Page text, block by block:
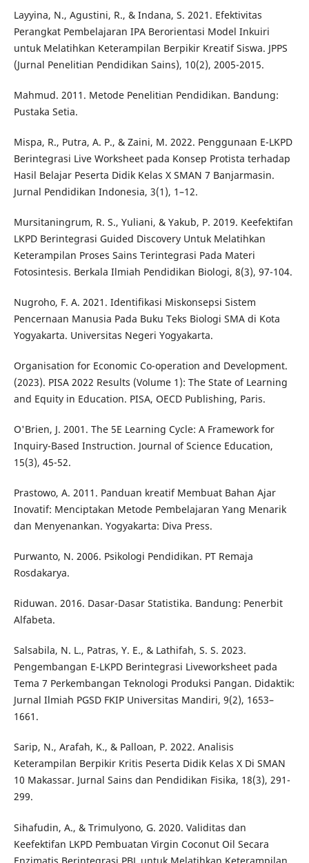
Layyina, N., Agustini, R., & Indana, S. 2021. Efektivitas
Perangkat Pembelajaran IPA Berorientasi Model Inkuiri
untuk Melatihkan Keterampilan Berpikir Kreatif Siswa. JPPS
(Jurnal Penelitian Pendidikan Sains), 10(2), 2005-2015.
Mahmud. 2011. Metode Penelitian Pendidikan. Bandung:
Pustaka Setia.
Mispa, R., Putra, A. P., & Zaini, M. 2022. Penggunaan E-LKPD
Berintegrasi Live Worksheet pada Konsep Protista terhadap
Hasil Belajar Peserta Didik Kelas X SMAN 7 Banjarmasin.
Jurnal Pendidikan Indonesia, 3(1), 1–12.
Mursitaningrum, R. S., Yuliani, & Yakub, P. 2019. Keefektifan
LKPD Berintegrasi Guided Discovery Untuk Melatihkan
Keterampilan Proses Sains Terintegrasi Pada Materi
Fotosintesis. Berkala Ilmiah Pendidikan Biologi, 8(3), 97-104.
Nugroho, F. A. 2021. Identifikasi Miskonsepsi Sistem
Pencernaan Manusia Pada Buku Teks Biologi SMA di Kota
Yogyakarta. Universitas Negeri Yogyakarta.
Organisation for Economic Co-operation and Development.
(2023). PISA 2022 Results (Volume 1): The State of Learning
and Equity in Education. PISA, OECD Publishing, Paris.
O'Brien, J. 2001. The 5E Learning Cycle: A Framework for
Inquiry-Based Instruction. Journal of Science Education,
15(3), 45-52.
Prastowo, A. 2011. Panduan kreatif Membuat Bahan Ajar
Inovatif: Menciptakan Metode Pembelajaran Yang Menarik
dan Menyenankan. Yogyakarta: Diva Press.
Purwanto, N. 2006. Psikologi Pendidikan. PT Remaja
Rosdakarya.
Riduwan. 2016. Dasar-Dasar Statistika. Bandung: Penerbit
Alfabeta.
Salsabila, N. L., Patras, Y. E., & Lathifah, S. S. 2023.
Pengembangan E-LKPD Berintegrasi Liveworksheet pada
Tema 7 Perkembangan Teknologi Produksi Pangan. Didaktik:
Jurnal Ilmiah PGSD FKIP Universitas Mandiri, 9(2), 1653–
1661.
Sarip, N., Arafah, K., & Palloan, P. 2022. Analisis
Keterampilan Berpikir Kritis Peserta Didik Kelas X Di SMAN
10 Makassar. Jurnal Sains dan Pendidikan Fisika, 18(3), 291-
299.
Sihafudin, A., & Trimulyono, G. 2020. Validitas dan
Keefektifan LKPD Pembuatan Virgin Coconut Oil Secara
Enzimatis Berintegrasi PBL untuk Melatihkan Keterampilan